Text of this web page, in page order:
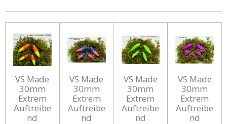
n
n
n
n
VS Made
30mm
Extrem
Auftreibe
nd
VS Made
30mm
Extrem
Auftreibe
nd
VS Made
30mm
Extrem
Auftreibe
nd
VS Made
30mm
Extrem
Auftreibe
nd